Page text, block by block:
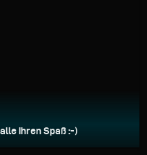
ihren Spaß :-)